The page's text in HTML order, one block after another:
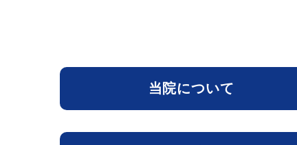
当院について